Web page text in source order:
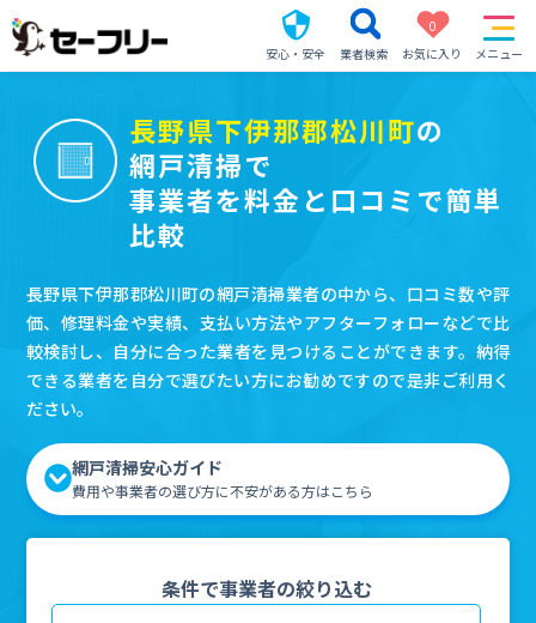
安心・安全 業者検索
0
お気に入り
メニュー
長野県下伊那郡松川町の
網戸清掃で
事業者を料金と口コミで簡単
比較
長野県下伊那郡松川町の網戸清掃業者の中から、口コミ数や評
価、修理料金や実績、支払い方法やアフターフォローなどで比
較検討し、自分に合った業者を見つけることができます。納得
できる業者を自分で選びたい方にお勧めですので是非ご利用く
ださい。
網戸清掃安心ガイド
費用や事業者の選び方に不安がある方はこちら
条件で事業者の絞り込む